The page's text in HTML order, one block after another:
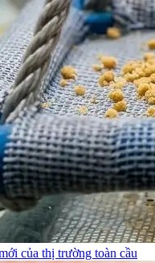
của thị trường toàn cầu